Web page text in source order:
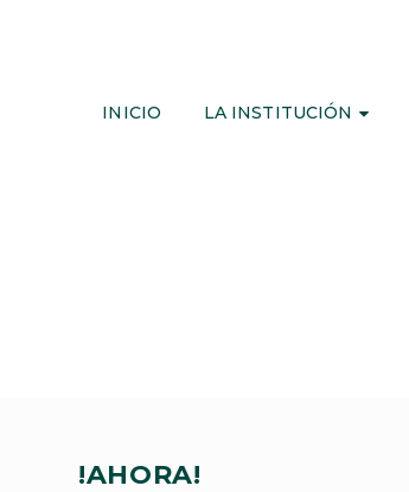
INICIO LA INSTITUCIÓN
!AHORA!